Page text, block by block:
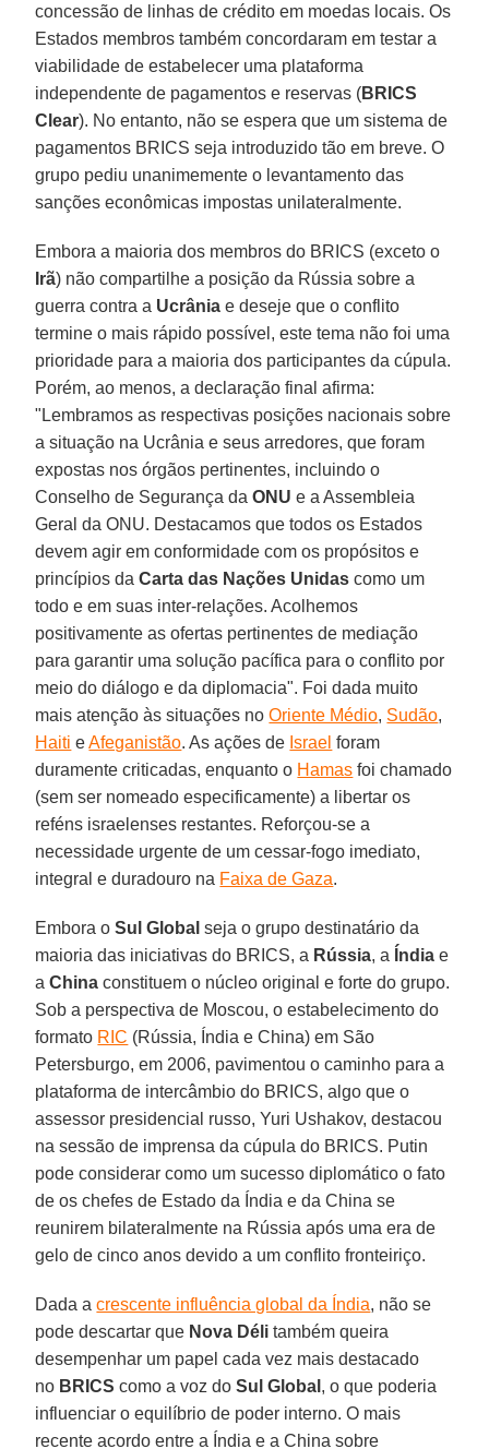
concessão de linhas de crédito em moedas locais. Os
Estados membros também concordaram em testar a
viabilidade de estabelecer uma plataforma
independente de pagamentos e reservas (BRICS
Clear). No entanto, não se espera que um sistema de
pagamentos BRICS seja introduzido tão em breve. O
grupo pediu unanimemente o levantamento das
sanções econômicas impostas unilateralmente.
Embora a maioria dos membros do BRICS (exceto o
Irã) não compartilhe a posição da Rússia sobre a
guerra contra a Ucrânia e deseje que o conflito
termine o mais rápido possível, este tema não foi uma
prioridade para a maioria dos participantes da cúpula.
Porém, ao menos, a declaração final afirma:
"Lembramos as respectivas posições nacionais sobre
a situação na Ucrânia e seus arredores, que foram
expostas nos órgãos pertinentes, incluindo o
Conselho de Segurança daONU e a Assembleia
Geral da ONU. Destacamos que todos os Estados
devem agir em conformidade com os propósitos e
princípios daCarta das Nações Unidas como um
todo e em suas inter-relações. Acolhemos
positivamente as ofertas pertinentes de mediação
para garantir uma solução pacífica para o conflito por
meio do diálogo e da diplomacia". Foi dada muito
mais atenção às situações noOriente Médio, Sudão,
Haiti eAfeganistão. As ações de Israel foram
duramente criticadas, enquanto o Hamas foi chamado
(sem ser nomeado especificamente) a libertar os
reféns israelenses restantes. Reforçou-se a
necessidade urgente de um cessar-fogo imediato,
integral e duradouro na Faixa de Gaza.
Embora oSul Global seja o grupo destinatário da
maioria das iniciativas do BRICS, a Rússia, a Índia e
aChina constituem o núcleo original e forte do grupo.
Sob a perspectiva de Moscou, o estabelecimento do
formato RIC (Rússia, Índia e China) em São
Petersburgo, em 2006, pavimentou o caminho para a
plataforma de intercâmbio do BRICS, algo que o
assessor presidencial russo, Yuri Ushakov, destacou
na sessão de imprensa da cúpula do BRICS. Putin
pode considerar como um sucesso diplomático o fato
de os chefes de Estado da Índia e da China se
reunirem bilateralmente na Rússia após uma era de
gelo de cinco anos devido a um conflito fronteiriço.
Dada acrescente influência global da Índia, não se
pode descartar que Nova Déli também queira
desempenhar um papel cada vez mais destacado
no BRICS como a voz doSul Global , o que poderia
influenciar o equilíbrio de poder interno. O mais
recente acordo entre a Índia e a China sobre